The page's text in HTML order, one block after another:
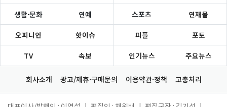
생활·문화 연예 스포츠 연재물
오피니언 핫이슈 피플 포토
TV 속보 인기뉴스 주요뉴스
회사소개 광고/제휴·구매문의 이용약관·정책 고충처리